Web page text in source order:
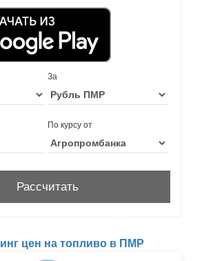
За
По курсу от
цен на топливо в ПМР